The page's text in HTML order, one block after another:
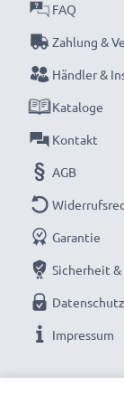
garantieren.
Jetzt
FAQ
Zahlung &
Händler &
Kataloge
Kontakt
AGB
Garantie
Sicherheit
Impressum